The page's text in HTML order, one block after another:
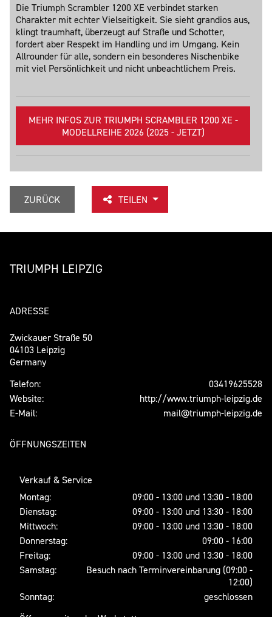
Die Triumph Scrambler 1200 XE verbindet starken
Charakter mit echter Vielseitigkeit. Sie sieht grandios aus,
klingt traumhaft, überzeugt auf Straße und Schotter,
fordert aber Respekt im Handling und im Umgang. Kein
Allrounder für alle, sondern ein besonderes Nischenbike
mit viel Persönlichkeit und nicht unbeachtlichem Preis.
MEHR INFOS ZUR TRIUMPH SCRAMBLER 1200 XE -
MODELLREIHE 2026 (2025 - JETZT)
ZURÜCK TEILEN
TRIUMPH LEIPZIG
ADRESSE
Zwickauer Straße 50
04103 Leipzig
Germany
Telefon:
03419625528
Website:
http://www.triumph-leipzig.de
E-Mail:
mail@triumph-leipzig.de
ÖFFNUNGSZEITEN
Verkauf & Service
Montag:
09:00 - 13:00 und 13:30 - 18:00
Dienstag:
09:00 - 13:00 und 13:30 - 18:00
Mittwoch:
09:00 - 13:00 und 13:30 - 18:00
Donnerstag:
09:00 - 16:00
Freitag:
09:00 - 13:00 und 13:30 - 18:00
Samstag:
Besuch nach Terminvereinbarung (09:00 -
12:00)
Sonntag:
geschlossen